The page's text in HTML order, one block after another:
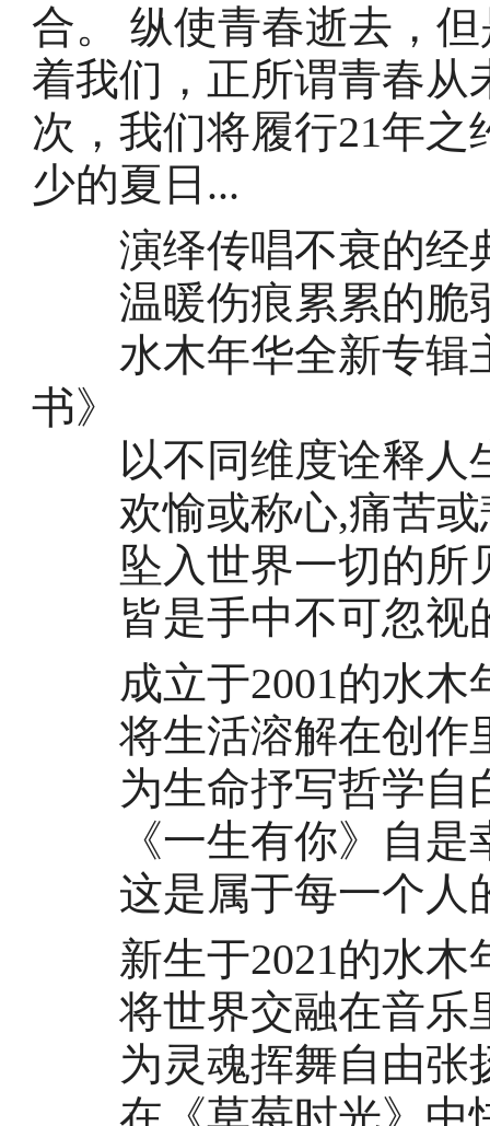
合。 纵使青春逝去，
着我们，正所谓青春从
次，我们将履行21年
少的夏日...
演绎传唱不衰的经
温暖伤痕累累的脆
水木年华全新专辑
书》
以不同维度诠释人
欢愉或称心,痛苦或
坠入世界一切的所
皆是手中不可忽视
成立于2001的水木
将生活溶解在创作
为生命抒写哲学自
《一生有你》自是
这是属于每一个人
新生于2021的水木
将世界交融在音乐
为灵魂挥舞自由张